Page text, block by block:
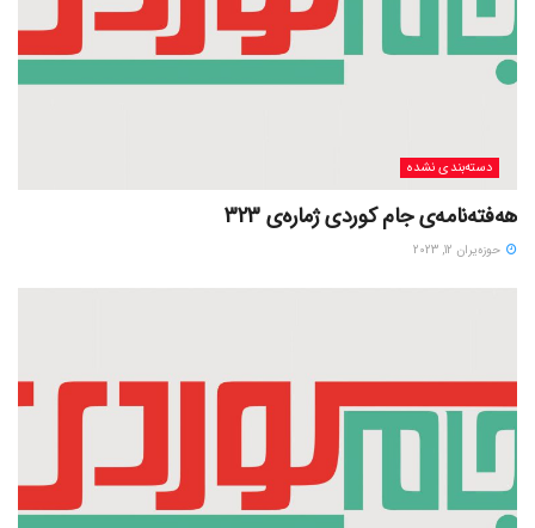
دسته‌بندی نشده
هەفتەنامەی جام کوردی ژمارەی 323
حوزه‌یران 12, 2023